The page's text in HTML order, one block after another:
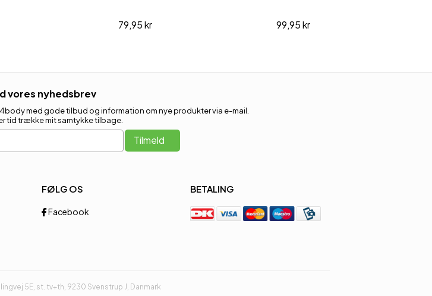
79,95 kr 99,95 kr
vores nyhedsbrev
med gode tilbud og information om nye produkter via e-mail.
tid trække mit samtykke tilbage.
Tilmeld
FØLG OS
Facebook
BETALING
5E, st. tv+th, 9230 Svenstrup J, Danmark